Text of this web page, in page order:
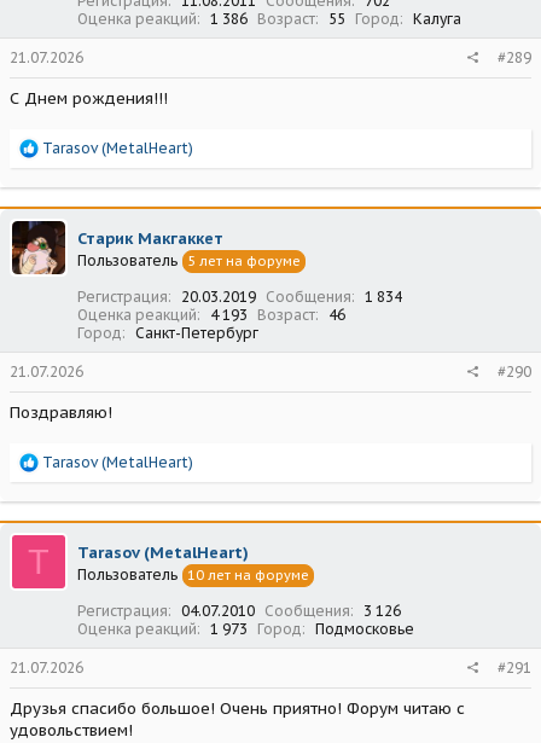
Оценка реакций
1 386 Возраст 55 Город Калуга
21.07.2026 #289
С Днем рождения!!!
Р
а
к
ц
и
и
Tarasov (MetalHeart)
Старик Макгаккет
Пользователь 5 лет на форуме
Регистрация 20.03.2019 Сообщения
1 834
Оценка реакций
4 193 Возраст
46
Город
Санкт-Петербург
21.07.2026 #290
Поздравляю!
Р
а
к
ц
и
Tarasov (MetalHeart)
T Tarasov (MetalHeart)
Пользователь 10 лет на форуме
Регистрация 04.07.2010 Сообщения
3 126
Оценка реакций
1 973 Город Подмосковье
21.07.2026 #291
Друзья спасибо большое! Очень приятно! Форум читаю с
удовольствием!